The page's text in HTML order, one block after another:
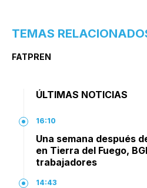
TEMAS
FATPREN
ÚLTIMAS NOTICIAS
16:10
Una semana después
en Tierra del Fuego,
trabajadores
14:43